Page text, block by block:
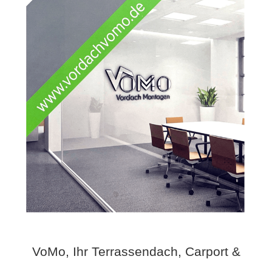
VoMo, Ihr Terrassendach, Carport &